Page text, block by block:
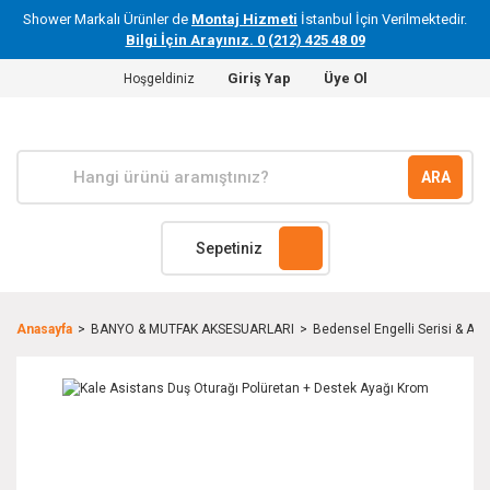
Shower Markalı Ürünler de Montaj Hizmeti İstanbul İçin Verilmektedir.
Bilgi İçin Arayınız. 0 (212) 425 48 09
Hoşgeldiniz Giriş Yap Üye Ol
ARA
Sepetiniz
Anasayfa BANYO & MUTFAK AKSESUARLARI Bedensel Engelli Serisi &